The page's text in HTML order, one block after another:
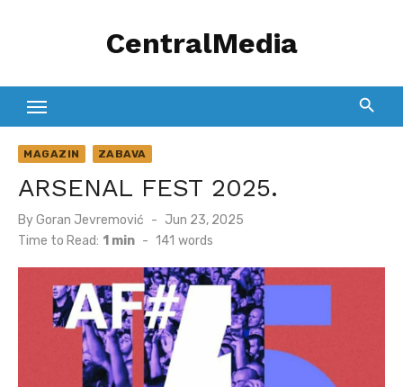
CentralMedia
MAGAZIN ZABAVA
ARSENAL FEST 2025.
ByGoran Jevremović
Posted
on
Jun 23, 2025
Time to Read: 1 min - 141 words